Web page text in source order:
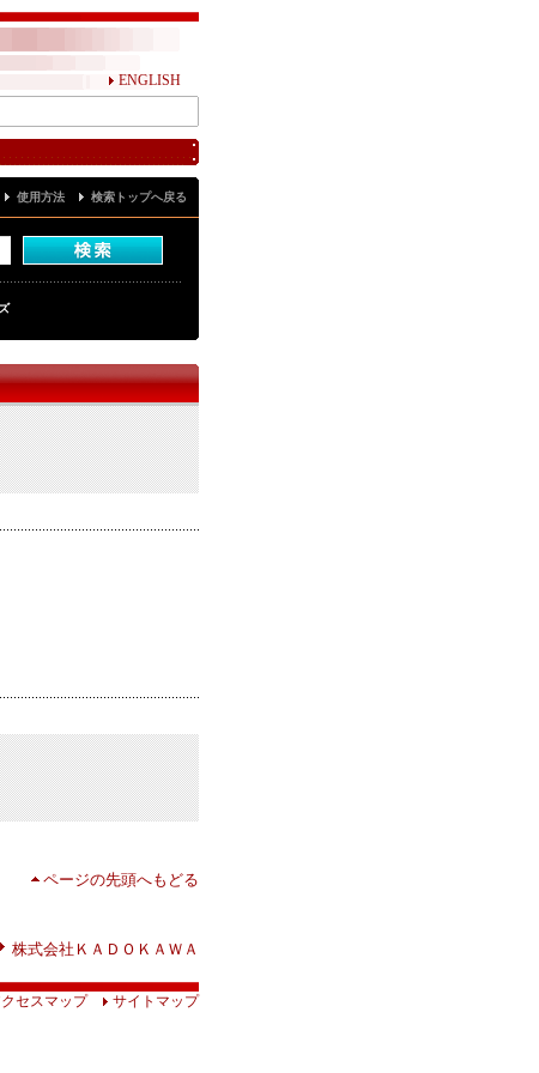
ENGLISH
使用方法 検索トップへ戻る
ページの先頭へもどる
株式会社ＫＡＤＯＫＡＷＡ
セスマップ サイトマップ